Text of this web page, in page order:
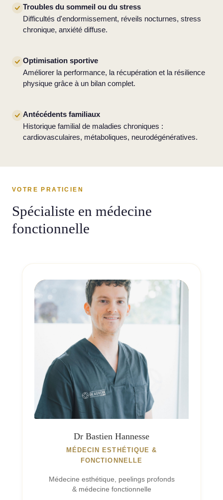
Troubles du sommeil ou du stress
Difficultés d'endormissement, réveils nocturnes, stress
chronique, anxiété diffuse.
Optimisation sportive
Améliorer la performance, la récupération et la résilience
physique grâce à un bilan complet.
Antécédents familiaux
Historique familial de maladies chroniques :
cardiovasculaires, métaboliques, neurodégénératives.
VOTRE PRATICIEN
Spécialiste en médecine
fonctionnelle
Dr Bastien Hannesse
MÉDECIN ESTHÉTIQUE &
FONCTIONNELLE
Médecine esthétique, peelings profonds
& médecine fonctionnelle